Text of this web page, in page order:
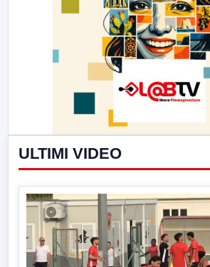
ULTIMI VIDEO